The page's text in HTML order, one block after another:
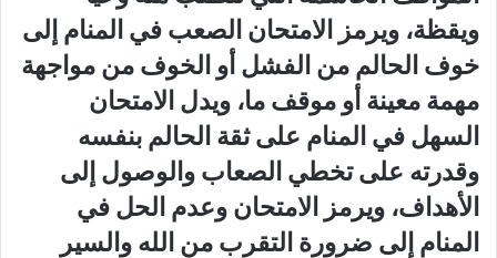
ويقظة، ويرمز الامتحان الصعب في المنام إلى
خوف الحالم من الفشل أو الخوف من مواجهة
مهمة معينة أو موقف ما، ويدل الامتحان
السهل في المنام على ثقة الحالم بنفسه
وقدرته على تخطي الصعاب والوصول إلى
الأهداف، ويرمز الامتحان وعدم الحل في
المنام إلى ضرورة التقرب من الله والسير